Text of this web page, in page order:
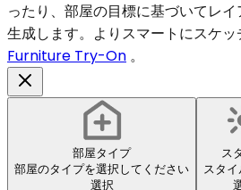
ったり、部屋の目標に基づいてレ
生成します。よりスマートにスケッ
Furniture Try-On 。
部屋タイプ
部屋のタイプを選択してください
選択
ス
スタ